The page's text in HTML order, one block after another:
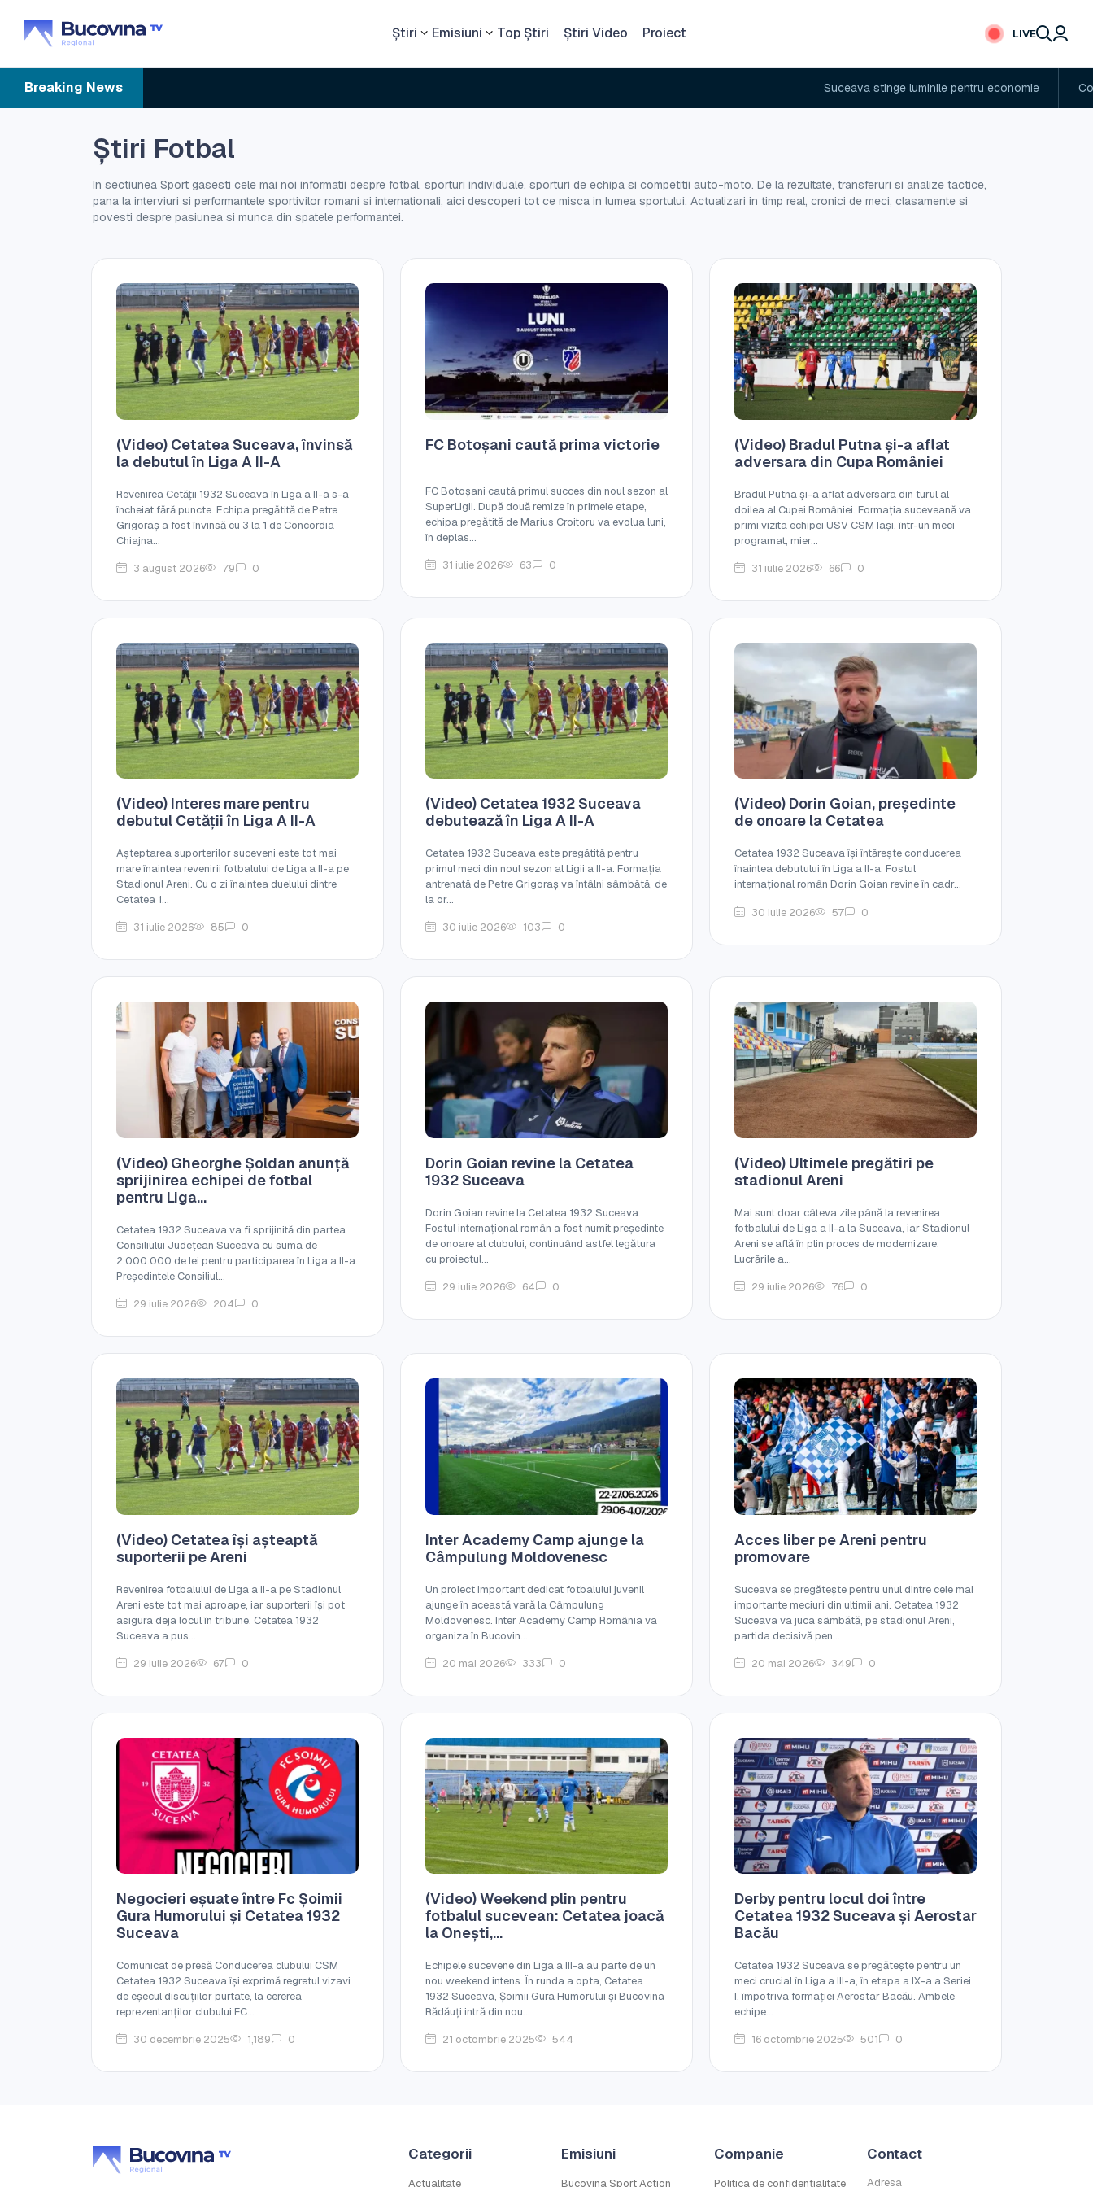
Știri Emisiuni Top Știri Știri Video Proiect LIVE
Breaking News Suceava stinge luminile pentru economie Cod
Știri Fotbal
In sectiunea Sport gasesti cele mai noi informatii despre fotbal, sporturi individuale, sporturi de echipa si competitii auto-moto. De la rezultate, transferuri si analize tactice,
pana la interviuri si performantele sportivilor romani si internationali, aici descoperi tot ce misca in lumea sportului. Actualizari in timp real, cronici de meci, clasamente si
povesti despre pasiunea si munca din spatele performantei.
(Video) Cetatea Suceava, învinsă
la debutul în Liga A II-A
Revenirea Cetății 1932 Suceava în Liga a II-a s-a
încheiat fără puncte. Echipa pregătită de Petre
Grigoraș a fost învinsă cu 3 la 1 de Concordia
Chiajna...
3 august 2026
79 0
FC Botoșani caută prima victorie
FC Botoșani caută primul succes din noul sezon al
SuperLigii. După două remize în primele etape,
echipa pregătită de Marius Croitoru va evolua luni,
în deplas...
31 iulie 2026
63 0
(Video) Bradul Putna și-a aflat
adversara din Cupa României
Bradul Putna și-a aflat adversara din turul al
doilea al Cupei României. Formația suceveană va
primi vizita echipei USV CSM Iași, într-un meci
programat, mier...
31 iulie 2026
66 0
(Video) Interes mare pentru
debutul Cetății în Liga A II-A
Așteptarea suporterilor suceveni este tot mai
mare înaintea revenirii fotbalului de Liga a II-a pe
Stadionul Areni. Cu o zi înaintea duelului dintre
Cetatea 1...
31 iulie 2026
85 0
(Video) Cetatea 1932 Suceava
debutează în Liga A II-A
Cetatea 1932 Suceava este pregătită pentru
primul meci din noul sezon al Ligii a II-a. Formația
antrenată de Petre Grigoraș va întâlni sâmbătă, de
la or...
30 iulie 2026
103 0
(Video) Dorin Goian, președinte
de onoare la Cetatea
Cetatea 1932 Suceava își întărește conducerea
înaintea debutului în Liga a II-a. Fostul
internațional român Dorin Goian revine în cadr...
30 iulie 2026 57 0
(Video) Gheorghe Șoldan anunță
sprijinirea echipei de fotbal
pentru Liga...
Cetatea 1932 Suceava va fi sprijinită din partea
Consiliului Județean Suceava cu suma de
2.000.000 de lei pentru participarea în Liga a II-a.
Președintele Consiliul...
29 iulie 2026
204 0
Dorin Goian revine la Cetatea
1932 Suceava
Dorin Goian revine la Cetatea 1932 Suceava.
Fostul internațional român a fost numit președinte
de onoare al clubului, continuând astfel legătura
cu proiectul...
29 iulie 2026
64 0
(Video) Ultimele pregătiri pe
stadionul Areni
Mai sunt doar câteva zile până la revenirea
fotbalului de Liga a II-a la Suceava, iar Stadionul
Areni se află în plin proces de modernizare.
Lucrările a...
29 iulie 2026
76 0
(Video) Cetatea își așteaptă
suporterii pe Areni
Revenirea fotbalului de Liga a II-a pe Stadionul
Areni este tot mai aproape, iar suporterii își pot
asigura deja locul în tribune. Cetatea 1932
Suceava a pus...
29 iulie 2026
67 0
Inter Academy Camp ajunge la
Câmpulung Moldovenesc
Un proiect important dedicat fotbalului juvenil
ajunge în această vară la Câmpulung
Moldovenesc. Inter Academy Camp România va
organiza în Bucovin...
20 mai 2026
333 0
Acces liber pe Areni pentru
promovare
Suceava se pregătește pentru unul dintre cele mai
importante meciuri din ultimii ani. Cetatea 1932
Suceava va juca sâmbătă, pe stadionul Areni,
partida decisivă pen...
20 mai 2026
349 0
Negocieri eșuate între Fc Șoimii
Gura Humorului și Cetatea 1932
Suceava
Comunicat de presă Conducerea clubului CSM
Cetatea 1932 Suceava își exprimă regretul vizavi
de eșecul discuțiilor purtate, la cererea
reprezentanților clubului FC...
30 decembrie 2025
1,189 0
(Video) Weekend plin pentru
fotbalul sucevean: Cetatea joacă
la Onești,...
Echipele sucevene din Liga a III-a au parte de un
nou weekend intens. În runda a opta, Cetatea
1932 Suceava, Șoimii Gura Humorului și Bucovina
Rădăuți intră din nou...
21 octombrie 2025
544
Derby pentru locul doi între
Cetatea 1932 Suceava și Aerostar
Bacău
Cetatea 1932 Suceava se pregătește pentru un
meci crucial în Liga a III-a, în etapa a IX-a a Seriei
I, împotriva formației Aerostar Bacău. Ambele
echipe...
16 octombrie 2025
501 0
Categorii
Actualitate
Emisiuni
Bucovina Sport Action
Companie
Politica de confidențialitate
Contact
Adresa